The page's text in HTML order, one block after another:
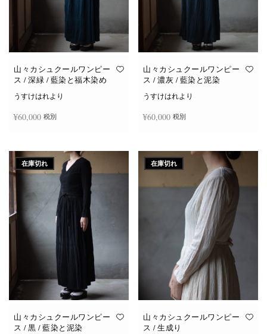
山々カシュクールワンピー
ス / 深緑 / 藍染と福木染め
うすけはれより
¥60,000 税別
山々カシュクールワンピー
ス / 濃灰 / 藍染と泥染
うすけはれより
¥60,000 税別
在庫切れ
山々カシュクールワンピー
ス / 黒 / 藍染と泥染
在庫切れ
山々カシュクールワンピー
ス / 生成り